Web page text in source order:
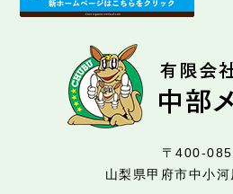
〒400-
山梨県甲府市中小